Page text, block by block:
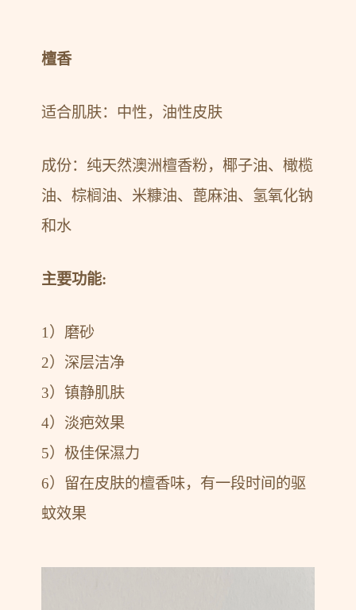
檀香
适合肌肤：中性，油性皮肤
成份：纯天然澳洲檀香粉，椰子油、橄榄
油、棕榈油、米糠油、蓖麻油、氢氧化钠
和水
主要功能:
1）磨砂
2）深层洁净
3）镇静肌肤
4）淡疤效果
5）极佳保濕力
6）留在皮肤的檀香味，有一段时间的驱
蚊效果